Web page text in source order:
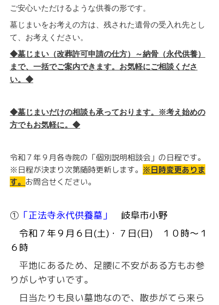
ご安心いただけるような供養の形です。
墓じまいをお考えの方は、残された遺骨の受入れ先とし
て、お考えください。
◆墓じまい（改葬許可申請の仕方）～納骨（永代供養）
まで、一括でご案内できます。お気軽にご相談くださ
い。◆
◆墓じまいだけの相談も承っております。※考え始めの
方でもお気軽に。◆
令和７年９月各寺院の「個別説明相談会」の日程です。
※日程が決まり次第随時更新します。 ※日時変更ありま
す。 お問合せください。
① 「正法寺永代供養墓」
岐阜市小野
令和７年９月６日(土)・７日(日) １０時～１
６時
平地にあるため、足腰に不安がある方もお参
りがしやすいです。
日当たりも良い墓地なので、散歩がてら来ら